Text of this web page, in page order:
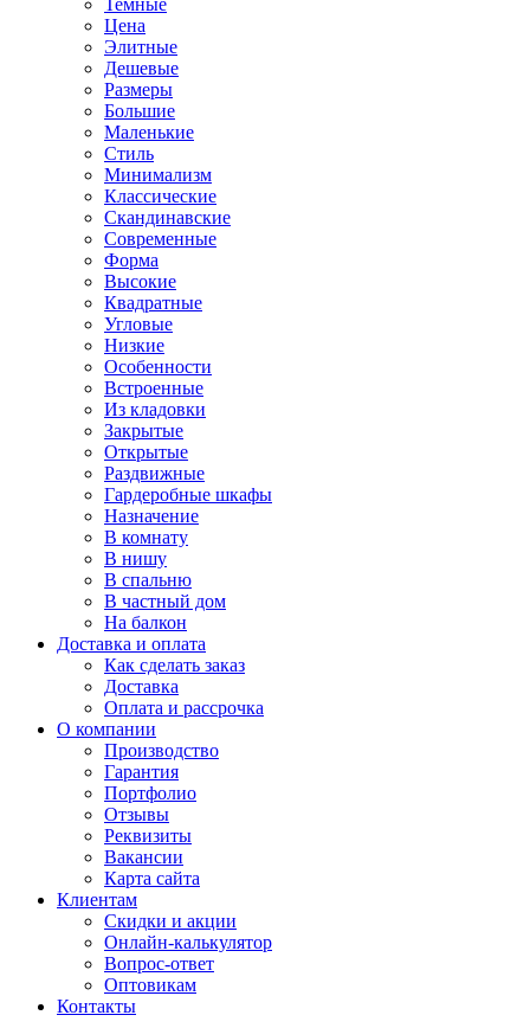
Темные
Цена
Элитные
Дешевые
Размеры
Большие
Маленькие
Стиль
Минимализм
Классические
Скандинавские
Современные
Форма
Высокие
Квадратные
Угловые
Низкие
Особенности
Встроенные
Из кладовки
Закрытые
Открытые
Раздвижные
Гардеробные шкафы
Назначение
В комнату
В нишу
В спальню
В частный дом
На балкон
Доставка и оплата
Как сделать заказ
Доставка
Оплата и рассрочка
О компании
Производство
Гарантия
Портфолио
Отзывы
Реквизиты
Вакансии
Карта сайта
Клиентам
Скидки и акции
Онлайн-калькулятор
Вопрос-ответ
Оптовикам
Контакты